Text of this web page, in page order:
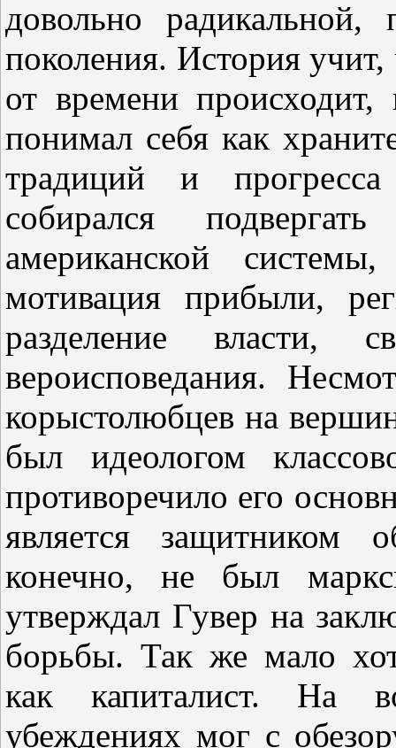
довольно
поколения. История
от времени
понимал себя как
традиций и
собирался
американской
мотивация прибыли,
разделение власти,
вероисповедания.
корыстолюбцев на
был идеологом
противоречило его
является защитником
конечно, не был
утверждал Гувер на
борьбы. Так же мало
как капиталист. На
убеждениях мог с